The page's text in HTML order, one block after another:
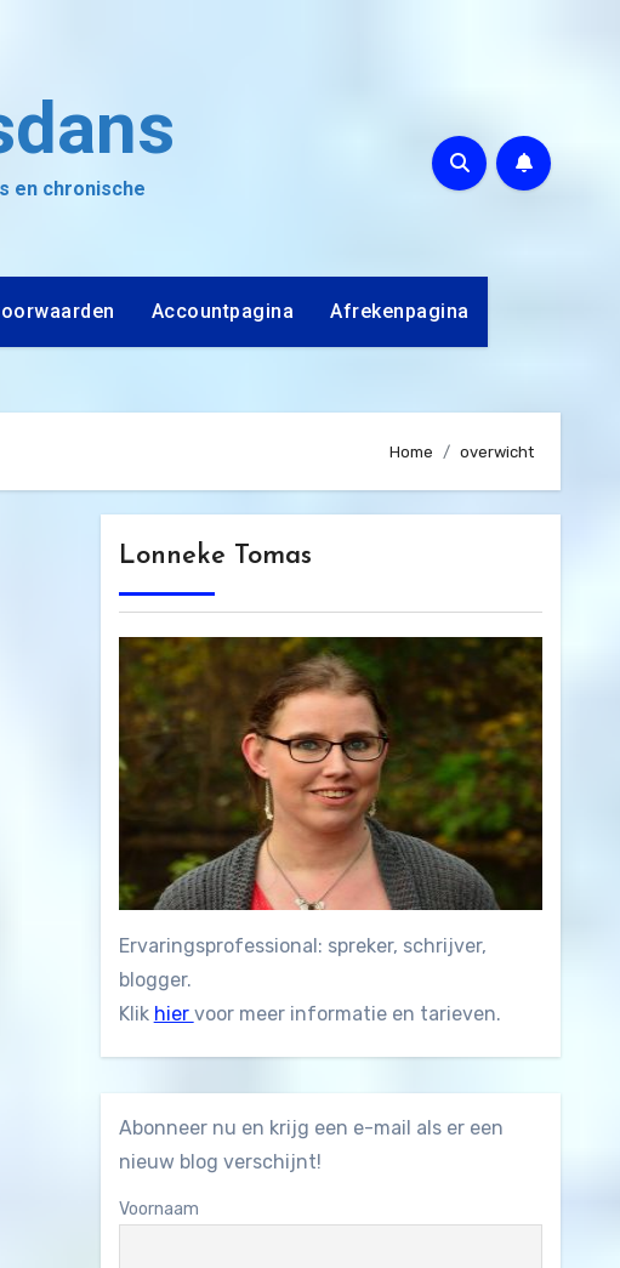
en chronische
Accountpagina Afrekenpagina
Home overwicht
Lonneke Tomas
Ervaringsprofessional: spreker, schrijver,
blogger.
Klik hier voor meer informatie en tarieven.
Abonneer nu en krijg een e-mail als er een
nieuw blog verschijnt!
Voornaam